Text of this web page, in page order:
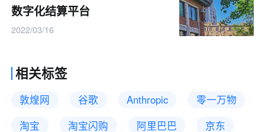
数字化结算平台
2022/03/16
相关标签
敦煌网 谷歌 Anthropic
零一万物
淘宝
淘宝闪购 阿里巴巴
京东